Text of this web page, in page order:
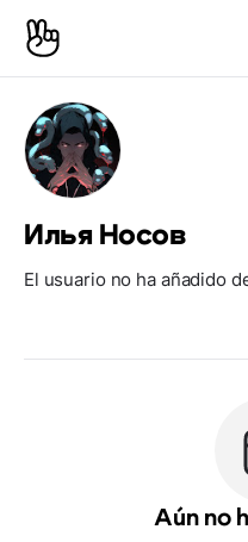
Илья Носов
El usuario no ha añadido
Aún no